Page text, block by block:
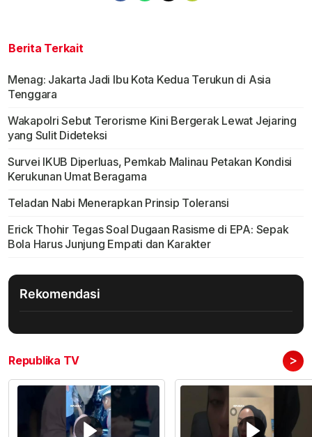
Berita Terkait
Menag: Jakarta Jadi Ibu Kota Kedua Terukun di Asia
Tenggara
Wakapolri Sebut Terorisme Kini Bergerak Lewat Jejaring
yang Sulit Dideteksi
Survei IKUB Diperluas, Pemkab Malinau Petakan Kondisi
Kerukunan Umat Beragama
Teladan Nabi Menerapkan Prinsip Toleransi
Erick Thohir Tegas Soal Dugaan Rasisme di EPA: Sepak
Bola Harus Junjung Empati dan Karakter
Rekomendasi
Republika TV >